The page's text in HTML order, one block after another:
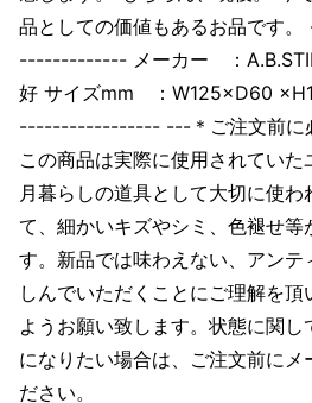
品としての価値もあるお品で
------------- メーカー ：
好 サイズmm ：W125×D60
----------------- ---＊ご注文前に
この商品は実際に使用されてい
月暮らしの道具として大切に使
て、細かいキズやシミ、色褪せ等
す。新品では味わえない、アンテ
しんでいただくことにご理解を
ようお願い致します。状態に関し
になりたい場合は、ご注文前にメ
ださい。